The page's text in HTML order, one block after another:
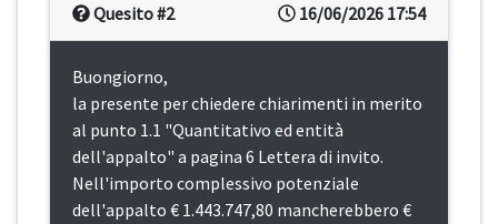
16/06/2026 17:54
Quesito #2
Buongiorno,
la presente per chiedere chiarimenti in merito
al punto 1.1 "Quantitativo ed entità
dell'appalto" a pagina 6 Lettera di invito.
Nell'importo complessivo potenziale
dell'appalto € 1.443.747,80 mancherebbero €